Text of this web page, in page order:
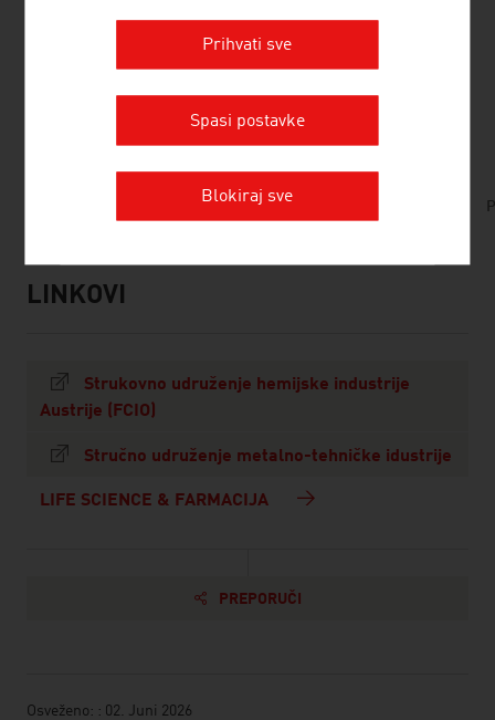
odustalo od korištenja palminog ulja.
DATOTEKE ZA PREUZIMANJE
No. 165, Plastics, en | de
listen
links
LINKOVI
Strukovno udruženje hemijske industrije
Austrije (FCIO)
Stručno udruženje metalno-tehničke idustrije
LIFE SCIENCE & FARMACIJA
PREPORUČI
Osveženo: : 02. Juni 2026
Prihvati sve
Spasi postavke
Blokiraj sve